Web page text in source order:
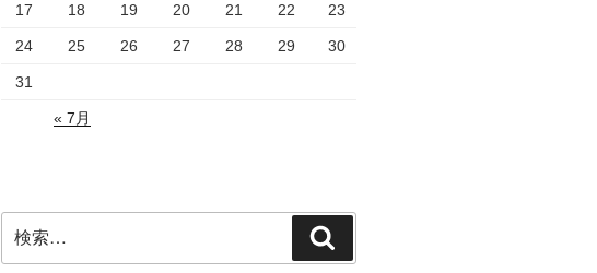
17 18 19 20 21 22 23
24 25 26 27 28 29 30
31
« 7月